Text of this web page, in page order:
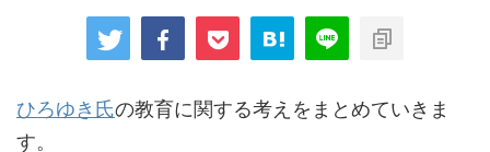
ひろゆき氏の教育に関する考えをまとめていきま
す。